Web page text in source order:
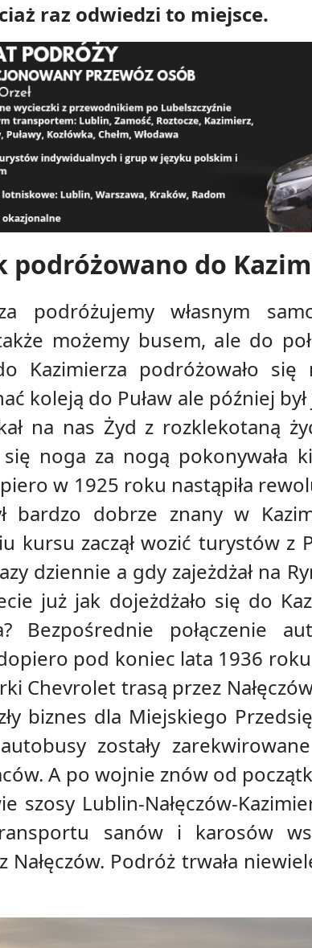
raz odwiedzi to miejsce.
podróżowano do
podróżujemy własnym
możemy busem, ale do
Kazimierza podróżowało się
koleją do Puław ale później
na nas Żyd z rozklekotaną
noga za nogą pokonywała
w 1925 roku nastąpiła
bardzo dobrze znany w
kursu zaczął wozić turystów z
dziennie a gdy zajeżdżał na
już jak dojeżdżało się do
Bezpośrednie połączenie
pod koniec lata 1936
Chevrolet trasą przez
biznes dla Miejskiego
zostały
A po wojnie znów od
szosy Lublin-Nałęczów-
sanów i karosów
Nałęczów. Podróż trwała